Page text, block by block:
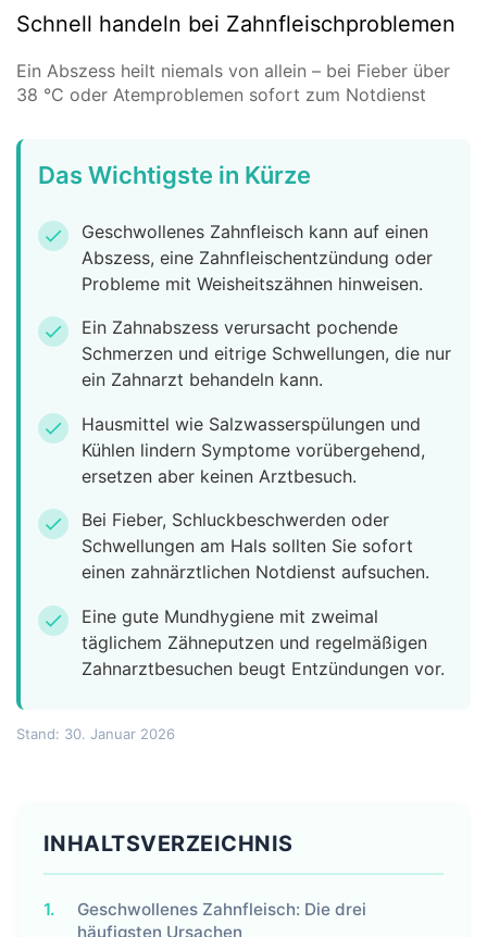
Schnell handeln bei Zahnfleischproblemen
Ein Abszess heilt niemals von allein – bei Fieber über
38 °C oder Atemproblemen sofort zum Notdienst
Das Wichtigste in Kürze
check
Geschwollenes Zahnfleisch kann auf einen
Abszess, eine Zahnfleischentzündung oder
Probleme mit Weisheitszähnen hinweisen.
check
Ein Zahnabszess verursacht pochende
Schmerzen und eitrige Schwellungen, die nur
ein Zahnarzt behandeln kann.
check
Hausmittel wie Salzwasserspülungen und
Kühlen lindern Symptome vorübergehend,
ersetzen aber keinen Arztbesuch.
check
Bei Fieber, Schluckbeschwerden oder
Schwellungen am Hals sollten Sie sofort
einen zahnärztlichen Notdienst aufsuchen.
check
Eine gute Mundhygiene mit zweimal
täglichem Zähneputzen und regelmäßigen
Zahnarztbesuchen beugt Entzündungen vor.
Stand: 30. Januar 2026
INHALTSVERZEICHNIS
1.
Geschwollenes Zahnfleisch: Die drei
häufigsten Ursachen